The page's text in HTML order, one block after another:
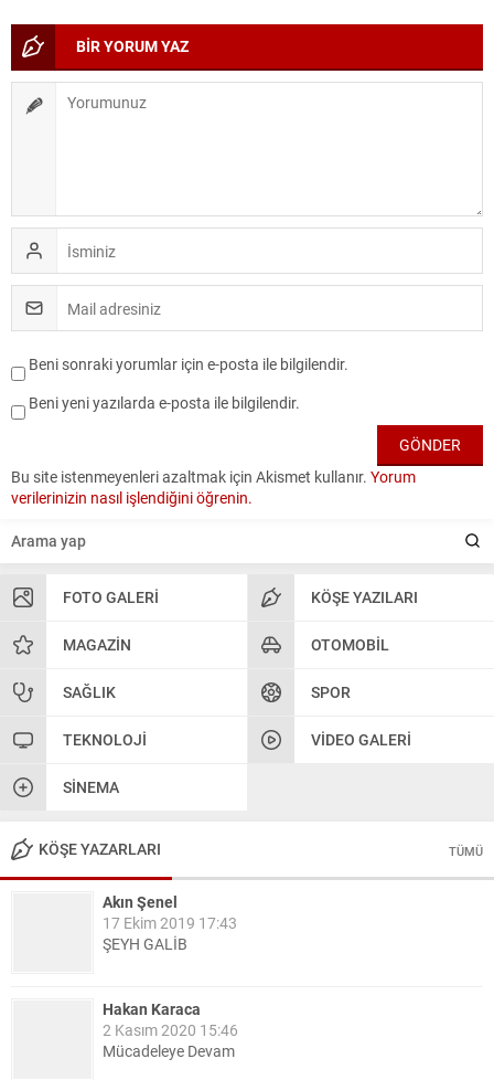
FOTO GALERI KÖŞE YAZILARI
MAGAZIN OTOMOBIL
SAĞLIK SPOR
TEKNOLOJI VIDEO GALERI
SINEMA
KÖŞE YAZARLARI TÜMÜ
Akın Şenel
17 Ekim 2019 17:43
ŞEYH GALİB
Hakan Karaca
2 Kasım 2020 15:46
Mücadeleye Devam
BİR YORUM YAZ
Beni sonraki yorumlar için e-posta ile bilgilendir.
Beni yeni yazılarda e-posta ile bilgilendir.
Bu site istenmeyenleri azaltmak için Akismet kullanır. Yorum
verilerinizin nasıl işlendiğini öğrenin.